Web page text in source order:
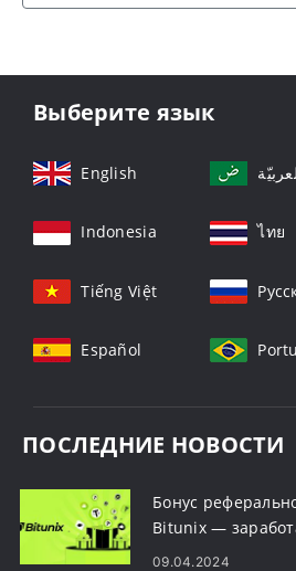
Выберите язык
English
Indonesia ไทย
Tiếng Việt
Español
ПОСЛЕДНИЕ НОВОСТИ
Бонус
Bitunix —
США
09.04.2024